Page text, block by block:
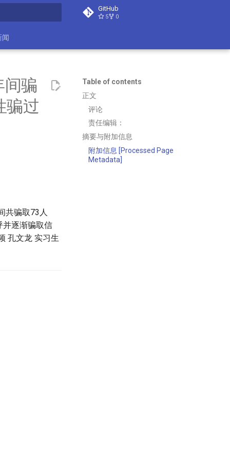
GitHub
5 0
闻
Table of contents
正文
评论
责任编辑：
摘要与附加信息
附加信息 [Processed Page
Metadata]
骗
骗过
共骗取73人
并逐渐骗取信
孔文龙 实习生